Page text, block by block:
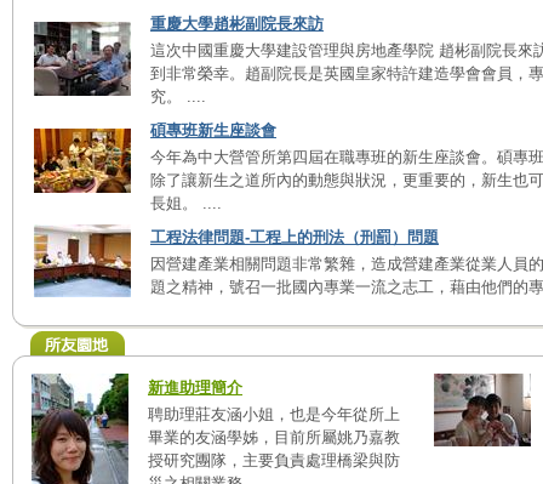
重慶大學趙彬副院長來訪
這次中國重慶大學建設管理與房地產學院 趙彬副院長來
到非常榮幸。趙副院長是英國皇家特許建造學會會員，
究。 ....
碩專班新生座談會
今年為中大營管所第四屆在職專班的新生座談會。碩專
除了讓新生之道所內的動態與狀況，更重要的，新生也
長姐。 ....
工程法律問題-工程上的刑法（刑罰）問題
因營建產業相關問題非常繁雜，造成營建產業從業人員
題之精神，號召一批國內專業一流之志工，藉由他們的
新進助理簡介
聘助理莊友涵小姐，也是今年從所上
畢業的友涵學姊，目前所屬姚乃嘉教
授研究團隊，主要負責處理橋梁與防